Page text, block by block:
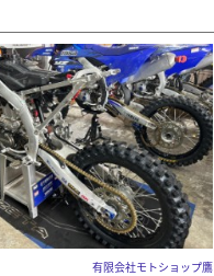
有限会社モトショップ鷹